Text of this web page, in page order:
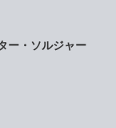
ー・ソルジャー